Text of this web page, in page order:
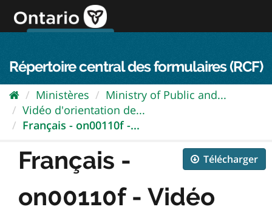
directement
au
Répertoire central des formulaires (RCF)
Ministères
Ministry of Public and...
Vidéo d'orientation de...
Français - on00110f -...
Télécharger
Français -
on00110f - Vidéo